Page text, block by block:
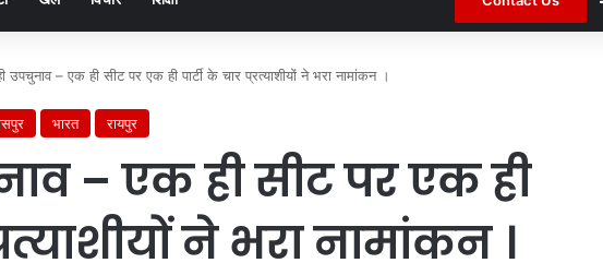
उपचुनाव – एक ही सीट पर एक ही पार्टी के चार प्रत्याशीयों ने भरा नामांकन ।
भारत रायपुर
– एक ही सीट पर एक ही
ने भरा नामांकन ।